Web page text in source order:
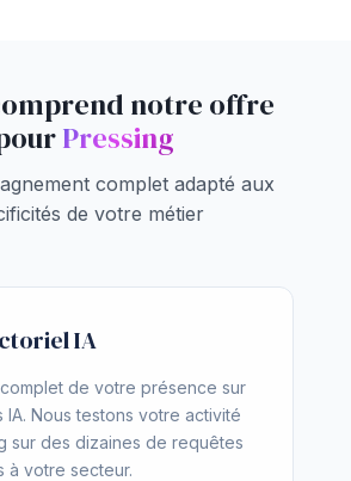
notre offre
Pressing
complet adapté aux
de votre métier
IA
de votre présence sur
IA. Nous testons votre activité
sur des dizaines de requêtes
à votre secteur.